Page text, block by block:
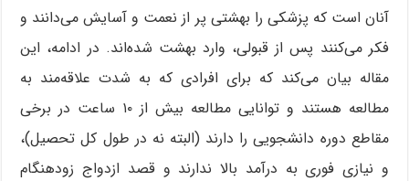
آنان است که پزشکی را بهشتی پر از نعمت و آسایش می‌دانند و
فکر می‌کنند پس از قبولی، وارد بهشت شده‌اند. در ادامه، این
مقاله بیان می‌کند که برای افرادی که به شدت علاقه‌مند به
مطالعه هستند و توانایی مطالعه بیش از ۱۰ ساعت در برخی
مقاطع دوره دانشجویی را دارند (البته نه در طول کل تحصیل)،
و نیازی فوری به درآمد بالا ندارند و قصد ازدواج زودهنگام